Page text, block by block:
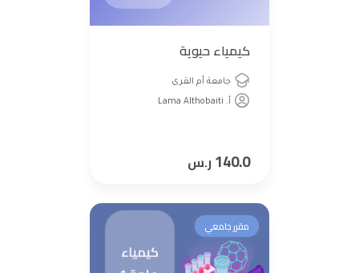
كيمياء حيوية
جامعة أم القرى
أ. Lama Althobaiti
140.0ر.س
مقرر جامعي